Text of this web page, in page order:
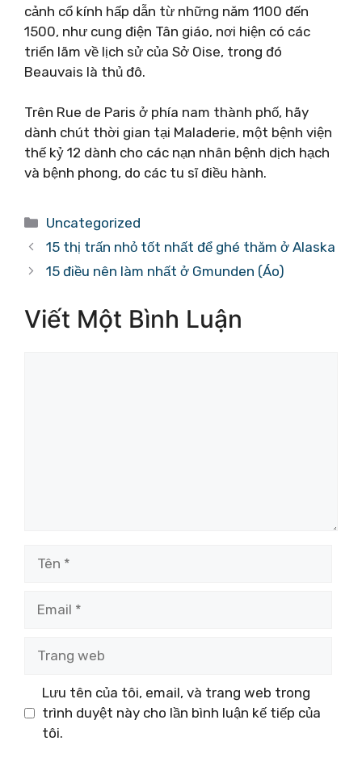
cảnh cổ kính hấp dẫn từ những năm 1100 đến
1500, như cung điện Tân giáo, nơi hiện có các
triển lãm về lịch sử của Sở Oise, trong đó
Beauvais là thủ đô.
Trên Rue de Paris ở phía nam thành phố, hãy
dành chút thời gian tại Maladerie, một bệnh viện
thế kỷ 12 dành cho các nạn nhân bệnh dịch hạch
và bệnh phong, do các tu sĩ điều hành.
Danh
mục
Uncategorized
15 thị trấn nhỏ tốt nhất để ghé thăm ở Alaska
15 điều nên làm nhất ở Gmunden (Áo)
Viết Một Bình Luận
web
Lưu tên của tôi, email, và trang web trong
trình duyệt này cho lần bình luận kế tiếp của
tôi.